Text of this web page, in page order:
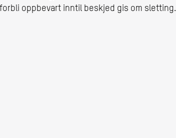
oppbevart inntil beskjed gis om sletting.